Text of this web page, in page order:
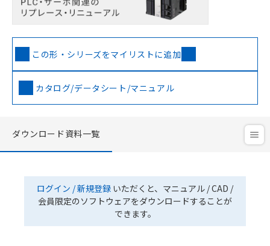
この形・シリーズをマイリストに追加
カタログ/データシート/マニュアル
ダウンロード資料一覧
ログイン / 新規登録 いただくと、マニュアル / CAD /
会員限定のソフトウェアをダウンロードすることが
できます。